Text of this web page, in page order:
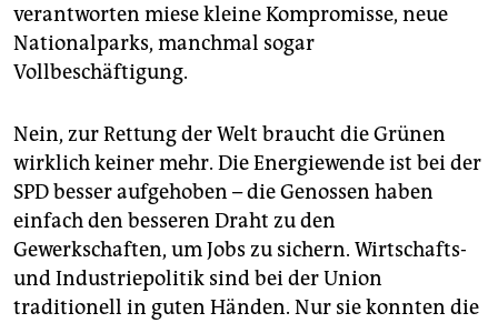
verantworten miese kleine Kompromisse, neue
Nationalparks, manchmal sogar
Vollbeschäftigung.
Nein, zur Rettung der Welt braucht die Grünen
wirklich keiner mehr. Die Energiewende ist bei der
SPD besser aufgehoben – die Genossen haben
einfach den besseren Draht zu den
Gewerkschaften, um Jobs zu sichern. Wirtschafts-
und Industriepolitik sind bei der Union
traditionell in guten Händen. Nur sie konnten die